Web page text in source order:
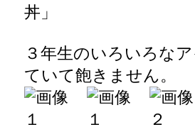
丼」
３年生のいろいろな
ていて飽きません。